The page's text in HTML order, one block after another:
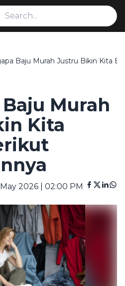
Baju Murah Justru Bikin Kita
Murah
Kita
2026 | 02:00 PM